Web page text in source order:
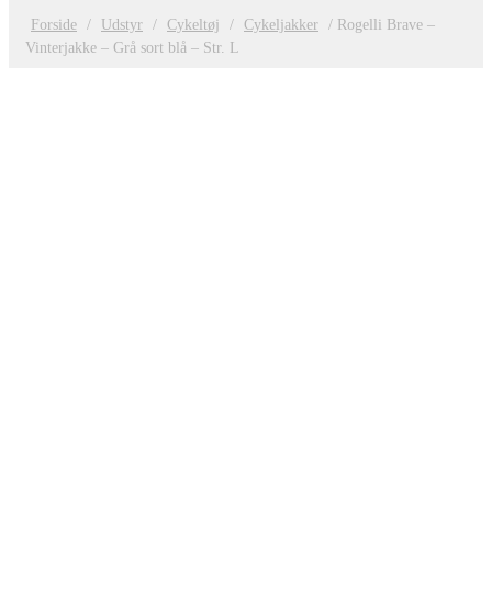
Forside / Udstyr / Cykeltøj / Cykeljakker / Rogelli Brave –
Vinterjakke – Grå sort blå – Str. L